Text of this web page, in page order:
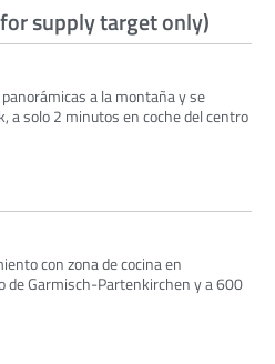
supply target only)
a la montaña y se
a solo 2 minutos en coche del centro
con zona de cocina en
Garmisch-Partenkirchen y a 600